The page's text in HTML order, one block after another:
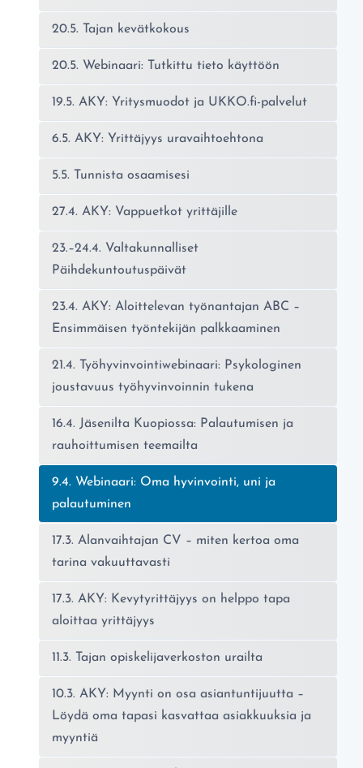
20.5. Tajan kevätkokous
20.5. Webinaari: Tutkittu tieto käyttöön
19.5. AKY: Yritysmuodot ja UKKO.fi-palvelut
6.5. AKY: Yrittäjyys uravaihtoehtona
5.5. Tunnista osaamisesi
27.4. AKY: Vappuetkot yrittäjille
23.–24.4. Valtakunnalliset
Päihdekuntoutuspäivät
23.4. AKY: Aloittelevan työnantajan ABC –
Ensimmäisen työntekijän palkkaaminen
21.4. Työhyvinvointiwebinaari: Psykologinen
joustavuus työhyvinvoinnin tukena
16.4. Jäsenilta Kuopiossa: Palautumisen ja
rauhoittumisen teemailta
Nykyinen sivu:
9.4. Webinaari: Oma hyvinvointi, uni ja
palautuminen
17.3. Alanvaihtajan CV – miten kertoa oma
tarina vakuuttavasti
17.3. AKY: Kevytyrittäjyys on helppo tapa
aloittaa yrittäjyys
11.3. Tajan opiskelijaverkoston urailta
10.3. AKY: Myynti on osa asiantuntijuutta –
Löydä oma tapasi kasvattaa asiakkuuksia ja
myyntiä